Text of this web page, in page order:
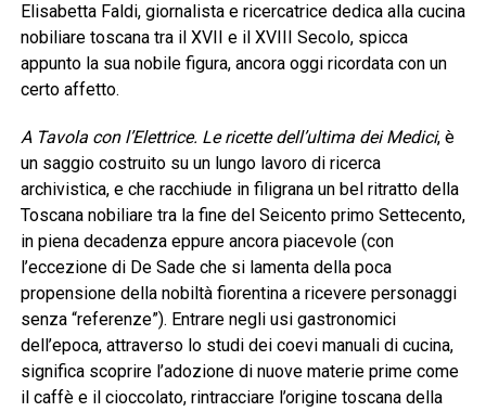
Elisabetta Faldi, giornalista e ricercatrice dedica alla cucina
nobiliare toscana tra il XVII e il XVIII Secolo, spicca
appunto la sua nobile figura, ancora oggi ricordata con un
certo affetto.
A Tavola con l’Elettrice. Le ricette dell’ultima dei Medici, è
un saggio costruito su un lungo lavoro di ricerca
archivistica, e che racchiude in filigrana un bel ritratto della
Toscana nobiliare tra la fine del Seicento primo Settecento,
in piena decadenza eppure ancora piacevole (con
l’eccezione di De Sade che si lamenta della poca
propensione della nobiltà fiorentina a ricevere personaggi
senza “referenze”). Entrare negli usi gastronomici
dell’epoca, attraverso lo studi dei coevi manuali di cucina,
significa scoprire l’adozione di nuove materie prime come
il caffè e il cioccolato, rintracciare l’origine toscana della